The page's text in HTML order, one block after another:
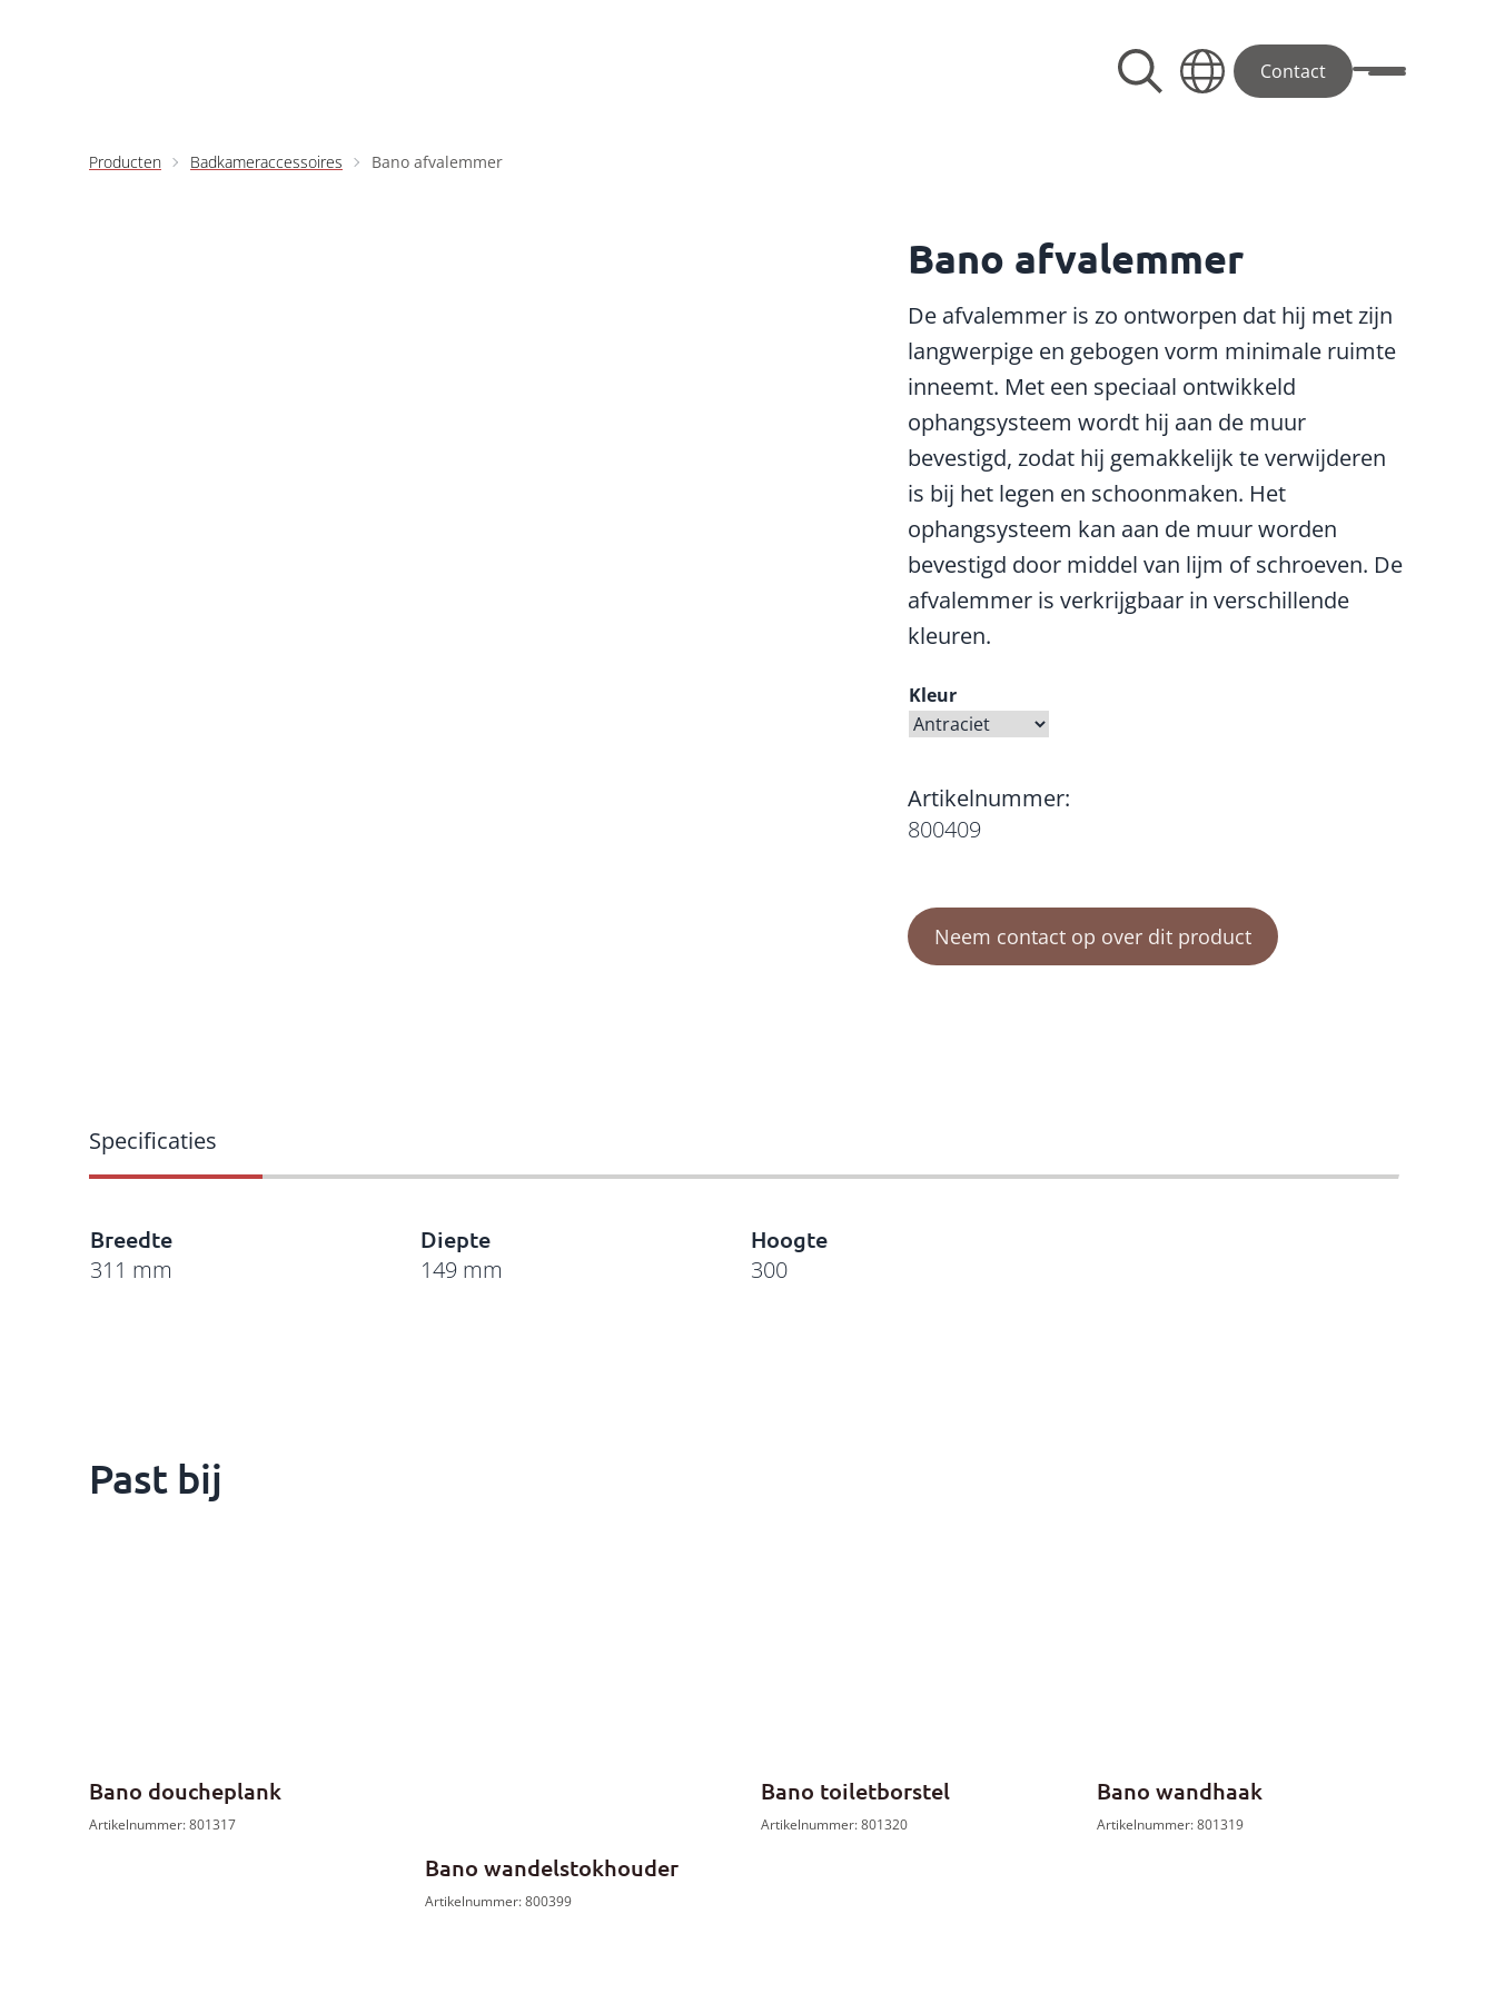
Contact Toggle menu
Producten Badkameraccessoires Bano afvalemmer
Bano afvalemmer
De afvalemmer is zo ontworpen dat hij met zijn
langwerpige en gebogen vorm minimale ruimte
inneemt. Met een speciaal ontwikkeld
ophangsysteem wordt hij aan de muur
bevestigd, zodat hij gemakkelijk te verwijderen
is bij het legen en schoonmaken. Het
ophangsysteem kan aan de muur worden
bevestigd door middel van lijm of schroeven. De
afvalemmer is verkrijgbaar in verschillende
kleuren.
Kleur
Artikelnummer:
800409
Neem contact op over dit product
Breedte
311 mm
Diepte
149 mm
Hoogte
300
Past bij
Bano doucheplank
Artikelnummer: 801317
Bano wandelstokhouder
Artikelnummer: 800399
Bano toiletborstel
Artikelnummer: 801320
Bano wandhaak
Artikelnummer: 801319